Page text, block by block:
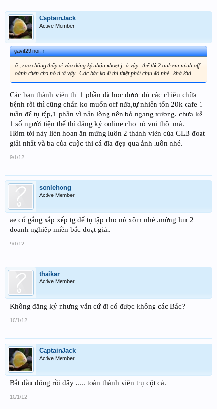
CaptainJack
Active Member
gavit29 nói:↑
ố , sao chẳng thấy ai vào đăng ký nhậu nhoẹt j cả vậy . thế thì 2 anh em mình off
oánh chén cho nó tí tã vậy . Các bác ko đi thì thiệt phải chịu đó nhé . khà khà .
Các bạn thành viên thì 1 phần đã học được đủ các chiêu chữa
bệnh rồi thì cũng chán ko muốn off nữa,tự nhiên tốn 20k cafe 1
tuần để tụ tập,1 phần vì nản lòng nên bỏ ngang xương. chưa kể
1 số người tiện thể thì đăng ký online cho nó vui thôi mà.
Hôm tới này liên hoan ăn mừng luôn 2 thành viên của CLB đoạt
giải nhất và ba của cuộc thi cá đĩa đẹp qua ảnh luôn nhé.
9/1/12
sonlehong
Active Member
ae cố gắng sắp xếp tg để tụ tập cho nó xôm nhé .mừng lun 2
doanh nghiệp miền bắc đoạt giải.
9/1/12
thaikar
Active Member
Không đăng ký nhưng vẫn cứ đi có được không các Bác?
10/1/12
CaptainJack
Active Member
Bắt đầu đông rồi đây ..... toàn thành viên trụ cột cả.
10/1/12